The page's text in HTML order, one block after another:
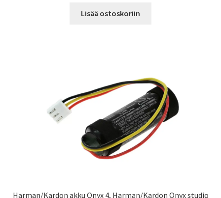
Lisää ostoskoriin
Harman/Kardon akku Onyx 4, Harman/Kardon Onyx studio